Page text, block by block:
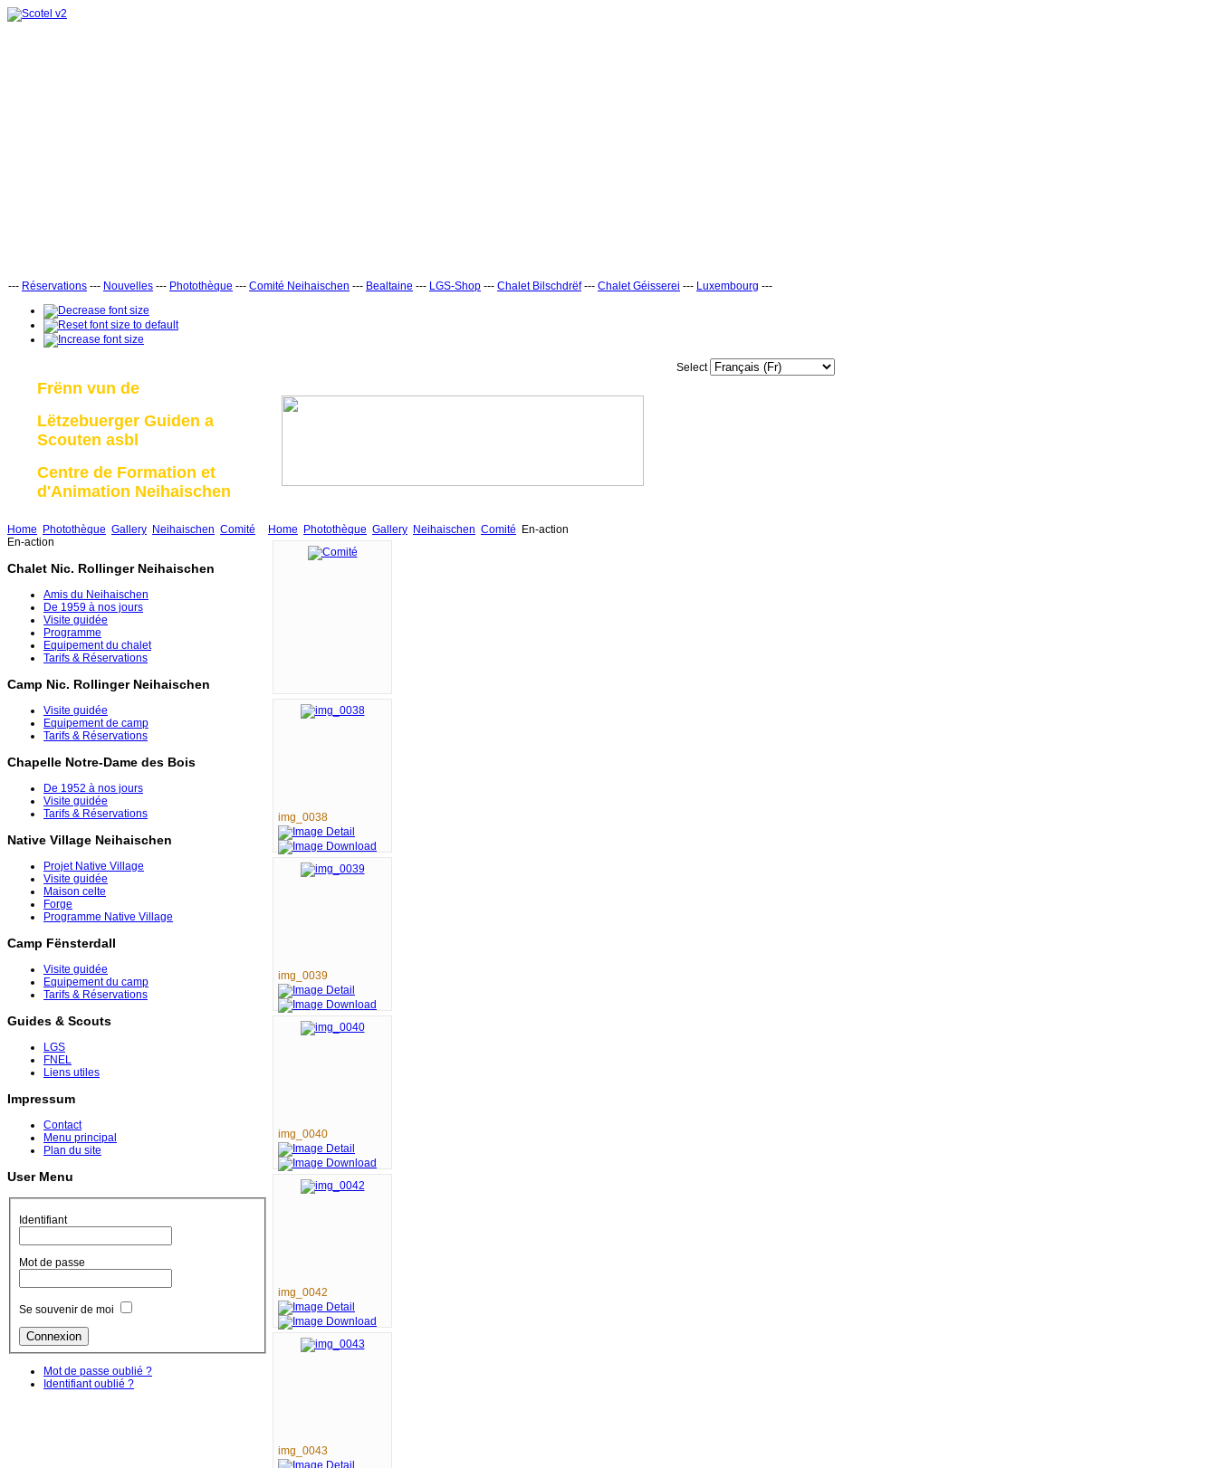
--- Réservations --- Nouvelles --- Photothèque --- Comité Neihaischen --- Bealtaine --- LGS-Shop --- Chalet Bilschdrëf--- Chalet Géisserei --- Luxembourg ---
Frënn vun de
Lëtzebuerger Guiden a
Scouten asbl
Centre de Formation et
d'Animation Neihaischen
Select
Home Photothèque Gallery Neihaischen Comité
En-action
Chalet Nic. Rollinger Neihaischen
Amis du Neihaischen
De 1959 à nos jours
Visite guidée
Programme
Equipement du chalet
Tarifs & Réservations
Camp Nic. Rollinger Neihaischen
Visite guidée
Equipement de camp
Tarifs & Réservations
Chapelle Notre-Dame des Bois
De 1952 à nos jours
Visite guidée
Tarifs & Réservations
Native Village Neihaischen
Projet Native Village
Visite guidée
Maison celte
Forge
Programme Native Village
Camp Fënsterdall
Visite guidée
Equipement du camp
Tarifs & Réservations
Guides & Scouts
LGS
FNEL
Liens utiles
Impressum
Contact
Menu principal
Plan du site
User Menu
Identifiant
Mot de passe
Se souvenir de moi
Mot de passe oublié ?
Identifiant oublié ?
Home Photothèque Gallery Neihaischen Comité En-action
img_0038
img_0039
img_0040
img_0042
img_0043